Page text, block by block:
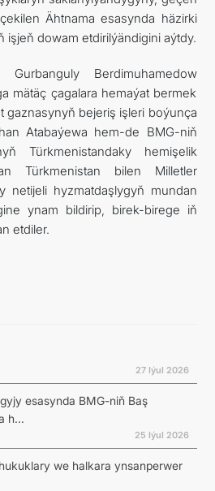
Ähtnama esasynda häzirki
işjeň dowam etdirilýändigini aýtdy.
Gurbanguly Berdimuhamedow
mätäç çagalara hemaýat bermek
gaznasynyň bejeriş işleri boýunça
Atabaýewa hem-de BMG-niň
Türkmenistandaky hemişelik
Türkmenistan bilen Milletler
netijeli hyzmatdaşlygyň mundan
ynam bildirip, birek-birege iň
etdiler.
27 Iýul 2026
esasynda BMG-niň Baş
h...
25 Iýul 2026
we halkara ynsanperwer